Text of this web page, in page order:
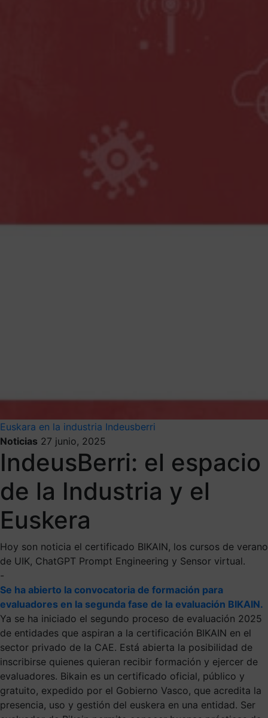
Euskara en la industria Indeusberri
Noticias 27 junio, 2025
IndeusBerri: el espacio
de la Industria y el
Euskera
Hoy son noticia el certificado BIKAIN, los cursos de verano
de UIK, ChatGPT Prompt Engineering y Sensor virtual.
-
Se ha abierto la convocatoria de formación para
evaluadores en la segunda fase de la evaluación BIKAIN.
Ya se ha iniciado el segundo proceso de evaluación 2025
de entidades que aspiran a la certificación BIKAIN en el
sector privado de la CAE. Está abierta la posibilidad de
inscribirse quienes quieran recibir formación y ejercer de
evaluadores. Bikain es un certificado oficial, público y
gratuito, expedido por el Gobierno Vasco, que acredita la
presencia, uso y gestión del euskera en una entidad. Ser